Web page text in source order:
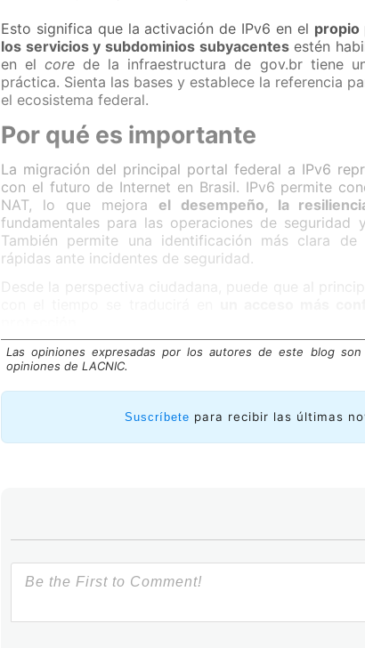
Esto significa que la activación de IPv6 en el propio
los servicios y subdominios subyacentesestén
en elcore de la infraestructura de gov.br tiene
práctica. Sienta las bases y establece la referencia
el ecosistema federal.
Por qué es importante
La migración del principal portal federal a IPv6
con el futuro de Internet en Brasil. IPv6 permite
NAT, lo que mejora el desempeño, la
fundamentales para las operaciones de seguridad
También permite una identificación más clara
rápidas ante incidentes de seguridad.
Desde la perspectiva ciudadana, puede que al
Las opiniones expresadas por los autores de este blog
opiniones de LACNIC.
Suscríbete para recibir las últimas